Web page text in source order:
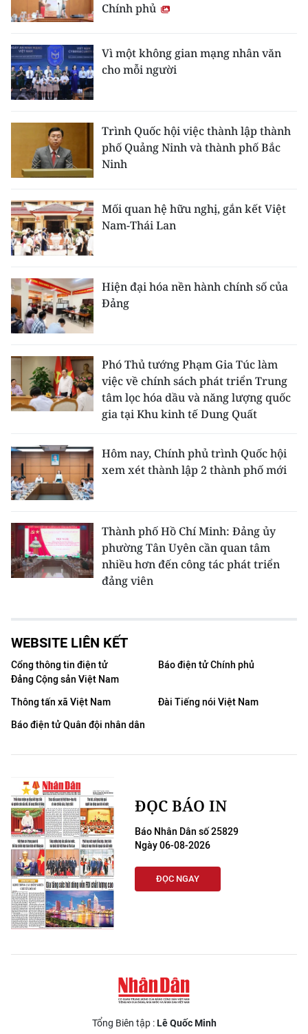
Chính phủ
Vì một không gian mạng nhân văn
cho mỗi người
Trình Quốc hội việc thành lập thành
phố Quảng Ninh và thành phố Bắc
Ninh
Mối quan hệ hữu nghị, gắn kết Việt
Nam-Thái Lan
Hiện đại hóa nền hành chính số của
Đảng
Phó Thủ tướng Phạm Gia Túc làm
việc về chính sách phát triển Trung
tâm lọc hóa dầu và năng lượng quốc
gia tại Khu kinh tế Dung Quất
Hôm nay, Chính phủ trình Quốc hội
xem xét thành lập 2 thành phố mới
Thành phố Hồ Chí Minh: Đảng ủy
phường Tân Uyên cần quan tâm
nhiều hơn đến công tác phát triển
đảng viên
WEBSITE LIÊN KẾT
Cổng thông tin điện tử
Đảng Cộng sản Việt Nam
Báo điện tử Chính phủ
Thông tấn xã Việt Nam
Đài Tiếng nói Việt Nam
Báo điện tử Quân đội nhân dân
ĐỌC BÁO IN
Báo Nhân Dân số 25829
Ngày 06-08-2026
ĐỌC NGAY
Tổng Biên tập :Lê Quốc Minh